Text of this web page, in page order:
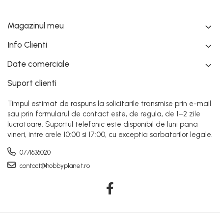
TRICOURI TEMATICE 3D
Magazinul meu
Info Clienti
Date comerciale
Suport clienti
Timpul estimat de raspuns la solicitarile transmise prin e-mail
sau prin formularul de contact este, de regula, de 1–2 zile
lucratoare. Suportul telefonic este disponibil de luni pana
vineri, intre orele 10:00 si 17:00, cu exceptia sarbatorilor legale.
0771636020
contact@hobbyplanet.ro